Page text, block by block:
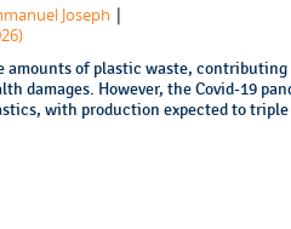
Joseph |
amounts of plastic waste,
damages. However, the Covid-19
with production expected to triple